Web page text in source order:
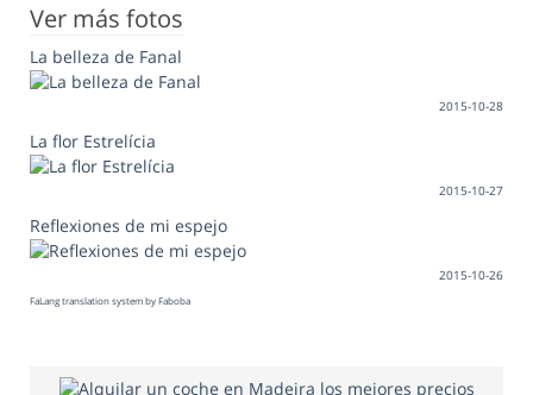
Ver más fotos
La belleza de Fanal
2015-10-28
La flor Estrelícia
2015-10-27
Reflexiones de mi espejo
2015-10-26
FaLang translation system by Faboba